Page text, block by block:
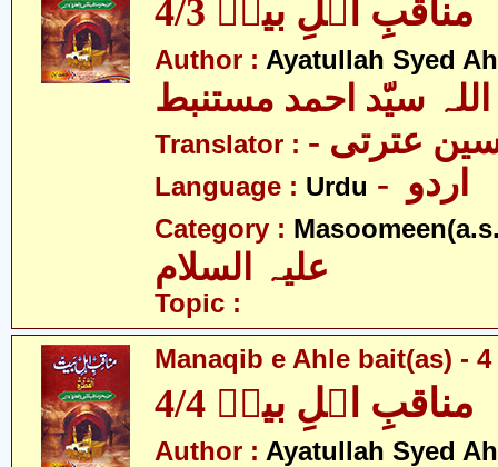
مناقبِ اہلِ بیتؑ 4/3
Author : Ayatullah Syed
سیّد احمد مستنبط
Translator : عترتی
Language : Urdu
Category :
Topic :
Manaqib e Ahle bait(as) -
مناقبِ اہلِ بیتؑ 4/4
Author : Ayatullah Syed